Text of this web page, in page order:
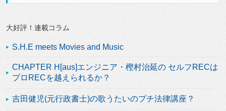
大好評！連載コラム
S.H.E meets Movies and Music
CHAPTER H[aus]エンジニア・樫村治延の セルフRECは
プロRECを越えられるか？
吉田健児(元行政書士)の歌うたいのプチ法律講座？